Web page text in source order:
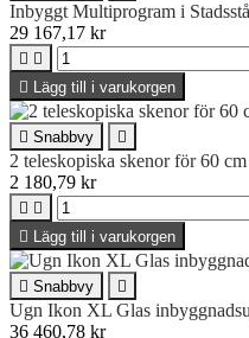
Inbyggt Multiprogram i
29 167,17 kr
 
 Lägg till i varukorgen
 Snabbvy 
2 teleskopiska skenor för 60
2 180,79 kr
 
 Lägg till i varukorgen
 Snabbvy 
Ugn Ikon XL Glas
36 460,78 kr